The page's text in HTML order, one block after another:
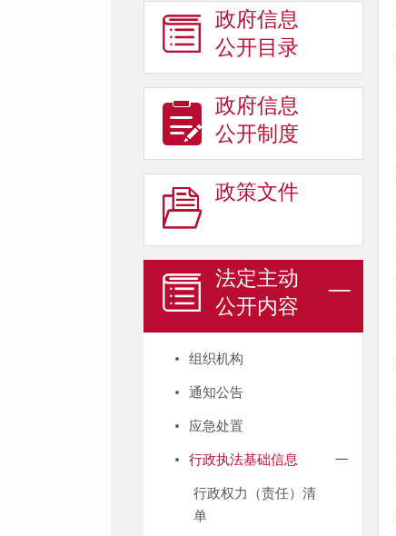
政府信息
公开目录
政府信息
公开制度
政策文件
法定主动
公开内容
组织机构
通知公告
应急处置
行政执法基础信息
行政权力（责任）清
单